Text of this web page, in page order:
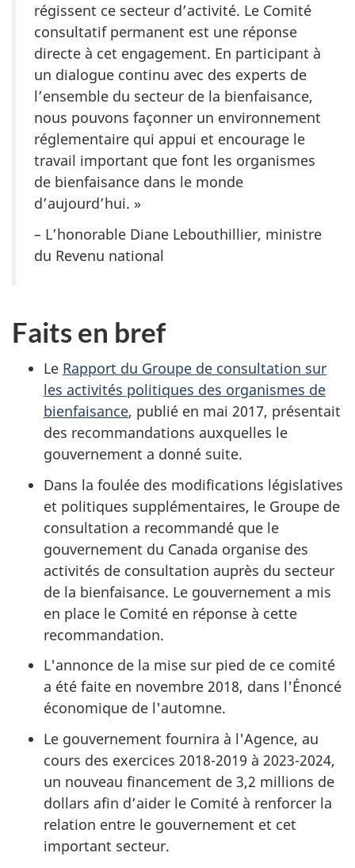
régissent ce secteur d’activité. Le Comité
consultatif permanent est une réponse
directe à cet engagement. En participant à
un dialogue continu avec des experts de
l’ensemble du secteur de la bienfaisance,
nous pouvons façonner un environnement
réglementaire qui appui et encourage le
travail important que font les organismes
de bienfaisance dans le monde
d’aujourd’hui. »
– L’honorable Diane Lebouthillier, ministre
du Revenu national
Faits en bref
Le Rapport du Groupe de consultation sur
les activités politiques des organismes de
bienfaisance, publié en mai 2017, présentait
des recommandations auxquelles le
gouvernement a donné suite.
Dans la foulée des modifications législatives
et politiques supplémentaires, le Groupe de
consultation a recommandé que le
gouvernement du Canada organise des
activités de consultation auprès du secteur
de la bienfaisance. Le gouvernement a mis
en place le Comité en réponse à cette
recommandation.
L'annonce de la mise sur pied de ce comité
a été faite en novembre 2018, dans l'Énoncé
économique de l'automne.
Le gouvernement fournira à l'Agence, au
cours des exercices 2018-2019 à 2023-2024,
un nouveau financement de 3,2 millions de
dollars afin d’aider le Comité à renforcer la
relation entre le gouvernement et cet
important secteur.